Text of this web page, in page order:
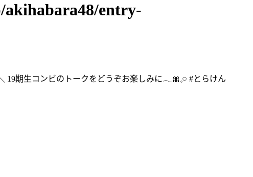
entry-
19期生コンビのトークをどうぞお楽しみに𓂃🎀𓈒𓏸 #とらけん